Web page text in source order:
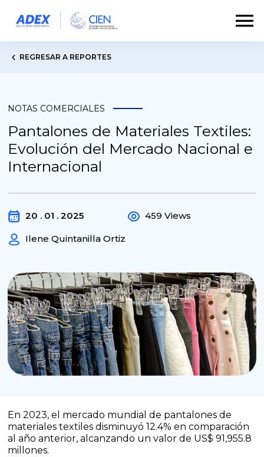
REGRESAR A REPORTES
NOTAS COMERCIALES
Pantalones de Materiales Textiles:
Evolución del Mercado Nacional e
Internacional
20 . 01 . 2025
Ilene Quintanilla Ortiz
459 Views
En 2023, el mercado mundial de pantalones de
materiales textiles disminuyó 12.4% en comparación
al año anterior, alcanzando un valor de US$ 91,955.8
millones.